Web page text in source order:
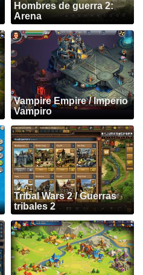
Hombres de guerra 2:
Arena
Vampire Empire / Imperio
Vampiro
Tribal Wars 2 / Guerras
tribales 2